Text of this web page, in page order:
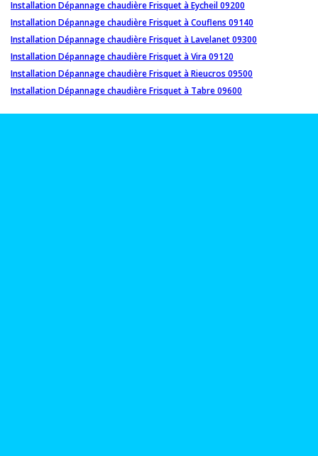
Installation Dépannage chaudière Frisquet à Eycheil 09200
Installation Dépannage chaudière Frisquet à Couflens 09140
Installation Dépannage chaudière Frisquet à Lavelanet 09300
Installation Dépannage chaudière Frisquet à Vira 09120
Installation Dépannage chaudière Frisquet à Rieucros 09500
Installation Dépannage chaudière Frisquet à Tabre 09600